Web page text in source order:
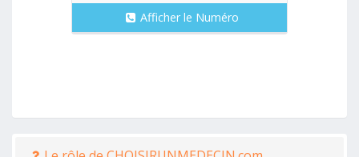
Afficher le Numéro